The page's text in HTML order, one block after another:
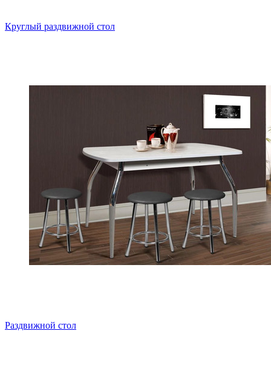
Круглый раздвижной стол
Раздвижной стол